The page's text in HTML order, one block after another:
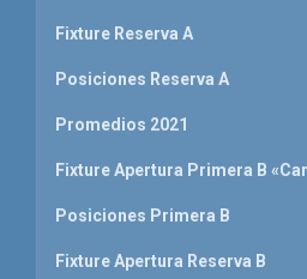
Fixture Reserva A
Posiciones Reserva A
Promedios 2021
Fixture Apertura Primera B
Posiciones Primera B
Fixture Apertura Reserva B